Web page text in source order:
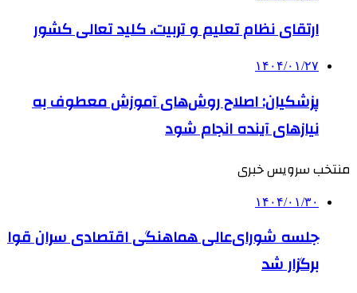
ارتقای نظام تعلیم و تربیت، کلید تعالی کشور
۱۴۰۴/۰۱/۲۷
پزشکیان: اصلاح روش‌های آموزش معطوف به
نیازهای آینده انجام شود
منتخب سرویس خبری
۱۴۰۴/۰۱/۳۰
جلسه شورای‌عالی هماهنگی اقتصادی سران قوا
برگزار شد